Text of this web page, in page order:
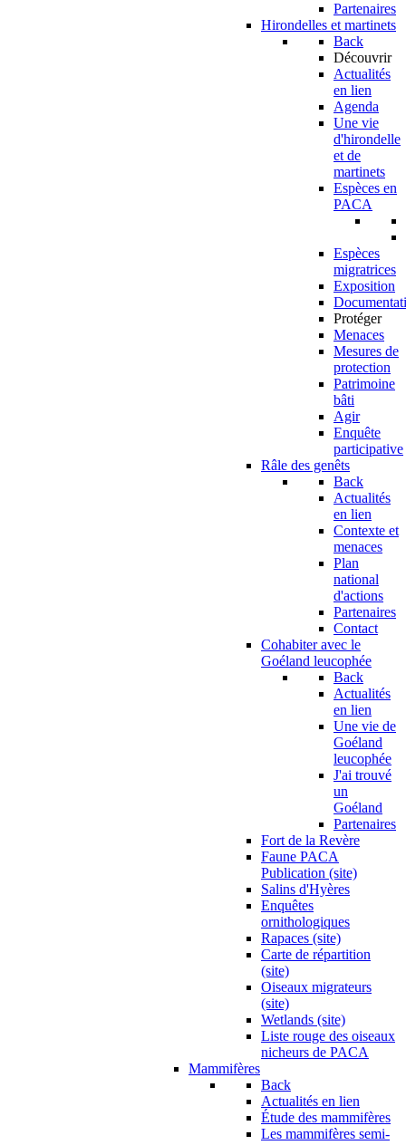
Partenaires
Hirondelles et martinets
Back
Découvrir
Actualités
en lien
Agenda
Une vie
d'hirondelle
et de
martinets
Espèces en
PACA
Espèces
migratrices
Exposition
Protéger
Menaces
Mesures de
protection
Patrimoine
bâti
Agir
Enquête
participative
Râle des genêts
Back
Actualités
en lien
Contexte et
menaces
Plan
national
d'actions
Partenaires
Contact
Cohabiter avec le
Goéland leucophée
Back
Actualités
en lien
Une vie de
Goéland
leucophée
J'ai trouvé
un
Goéland
Partenaires
Fort de la Revère
Faune PACA
Publication (site)
Salins d'Hyères
Enquêtes
ornithologiques
Rapaces (site)
Carte de répartition
(site)
Oiseaux migrateurs
(site)
Wetlands (site)
Liste rouge des oiseaux
nicheurs de PACA
Mammifères
Back
Actualités en lien
Étude des mammifères
Les mammifères semi-